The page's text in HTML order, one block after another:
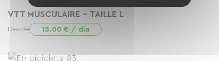
VTT MUSCULAIRE - TAILLE L
Desde 15.00 € / día